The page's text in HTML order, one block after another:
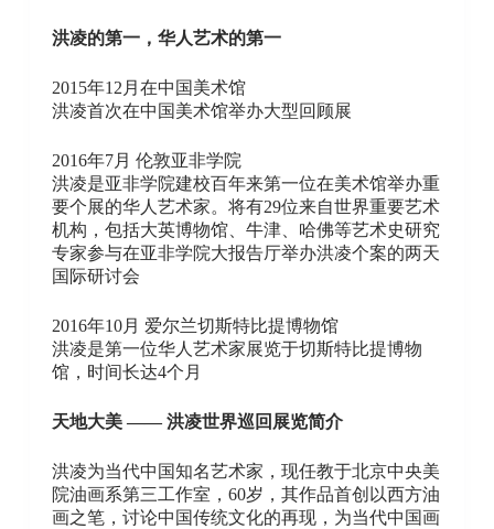
洪凌的第一，华人艺术的第一
2015年12月在中国美术馆
洪凌首次在中国美术馆举办大型回顾展
2016年7月 伦敦亚非学院
洪凌是亚非学院建校百年来第一位在美术馆举办重
要个展的华人艺术家。将有29位来自世界重要艺术
机构，包括大英博物馆、牛津、哈佛等艺术史研究
专家参与在亚非学院大报告厅举办洪凌个案的两天
国际研讨会
2016年10月 爱尔兰切斯特比提博物馆
洪凌是第一位华人艺术家展览于切斯特比提博物
馆，时间长达4个月
天地大美 —— 洪凌世界巡回展览简介
洪凌为当代中国知名艺术家，现任教于北京中央美
院油画系第三工作室，60岁，其作品首创以西方油
画之笔，讨论中国传统文化的再现，为当代中国画